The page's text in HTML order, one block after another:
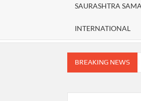
SAURASHTRA
INTERNATIONAL
BREAKING NEWS
કોર્ટે હાઈકોર્ટ માટે નક્કી કરી